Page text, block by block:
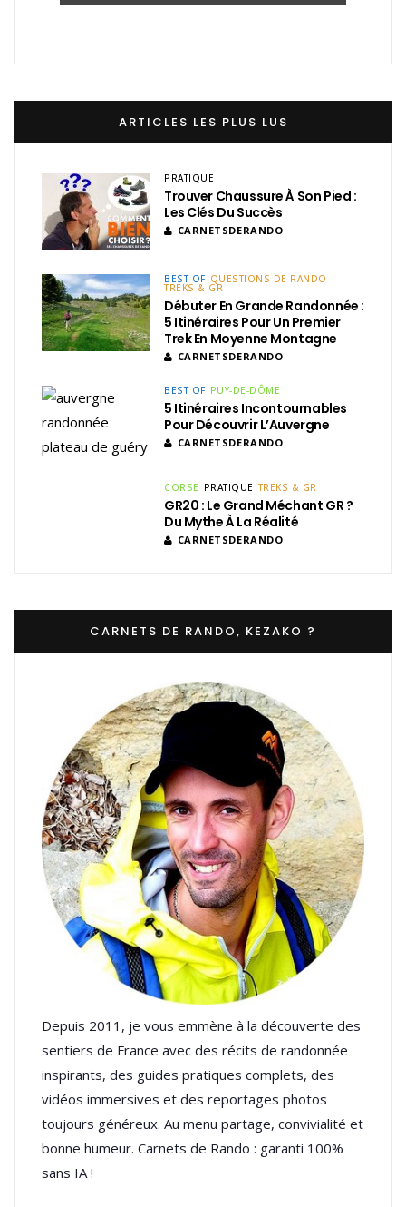
ARTICLES LES PLUS LUS
PRATIQUE
Trouver Chaussure À Son Pied :
Les Clés Du Succès
CARNETSDERANDO
BEST OF QUESTIONS DE RANDO
TREKS & GR
Débuter En Grande Randonnée :
5 Itinéraires Pour Un Premier
Trek En Moyenne Montagne
CARNETSDERANDO
BEST OF PUY-DE-DÔME
5 Itinéraires Incontournables
Pour Découvrir L’Auvergne
CARNETSDERANDO
CORSE PRATIQUE TREKS & GR
GR20 : Le Grand Méchant GR ?
Du Mythe À La Réalité
CARNETSDERANDO
CARNETS DE RANDO, KEZAKO ?
Depuis 2011, je vous emmène à la découverte des
sentiers de France avec des récits de randonnée
inspirants, des guides pratiques complets, des
vidéos immersives et des reportages photos
toujours généreux. Au menu partage, convivialité et
bonne humeur. Carnets de Rando : garanti 100%
sans IA !